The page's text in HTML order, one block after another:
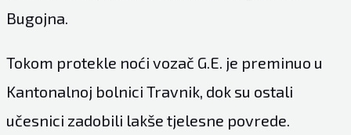
Bugojna.
Tokom protekle noći vozač G.E. je preminuo u
Kantonalnoj bolnici Travnik, dok su ostali
učesnici zadobili lakše tjelesne povrede.